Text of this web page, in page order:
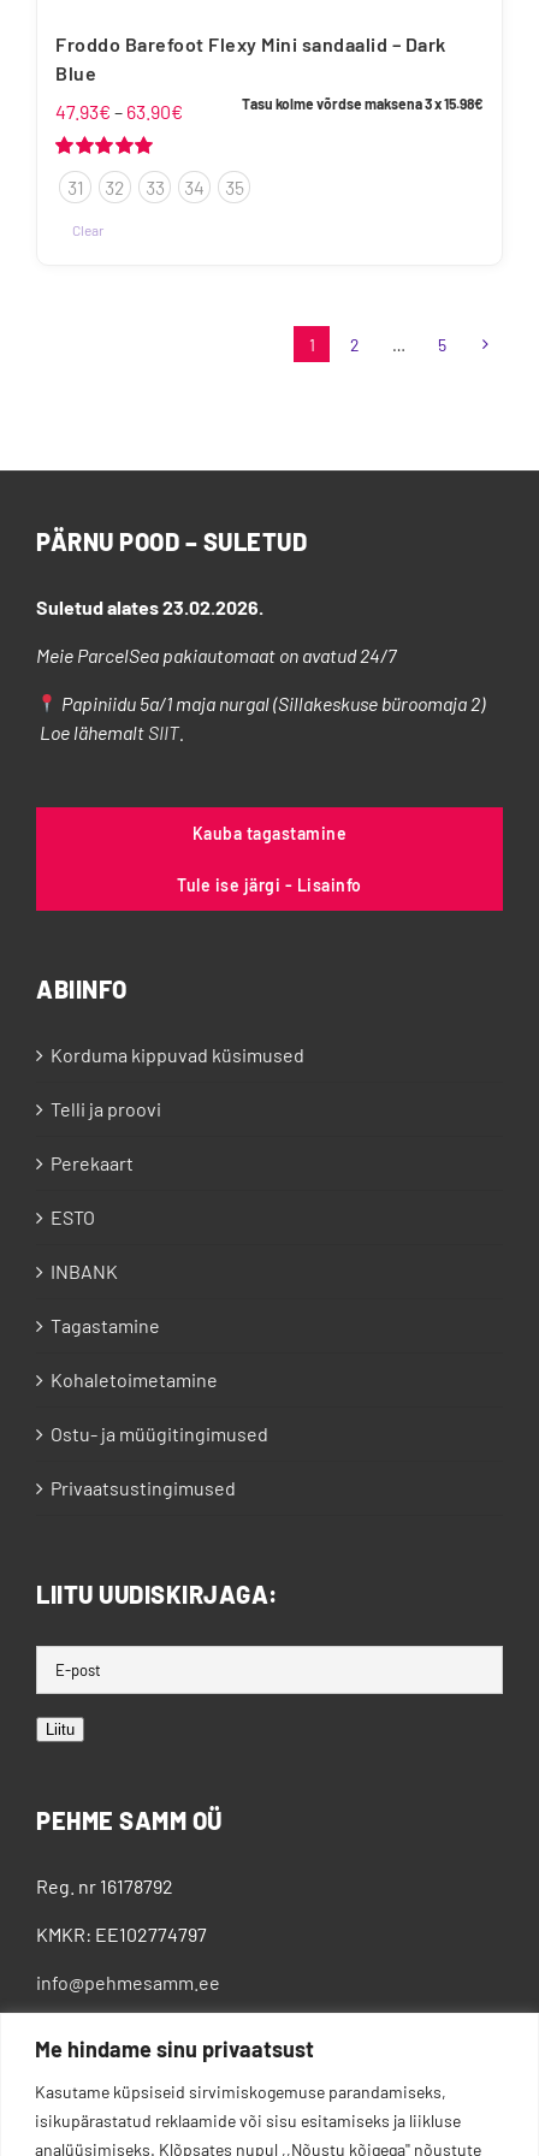
Me hindame sinu privaatsust
Kasutame küpsiseid sirvimiskogemuse parandamiseks,
isikupärastatud reklaamide või sisu esitamiseks ja liikluse
analüüsimiseks. Klõpsates nupul ,,Nõustu kõigega'' nõustute
Froddo Barefoot Flexy Mini sandaalid – Dark
Blue
Hinnanguga
5.00/ 5
47.93€ – 63.90€ Hinnavahemik:
kuni
63.90€
Tasu kolme võrdse maksena 3 x15.98€
31 32 33 34 35
Clear
1 2 … 5
PÄRNU POOD – SULETUD
Suletud alates 23.02.2026.
Meie ParcelSea pakiautomaat on avatud 24/7
Papiniidu 5a/1 maja nurgal (Sillakeskuse büroomaja 2)
Loe lähemaltSIIT.
Kauba tagastamine
Tule ise järgi - Lisainfo
ABIINFO
Korduma kippuvad küsimused
Telli ja proovi
Perekaart
ESTO
INBANK
Tagastamine
Kohaletoimetamine
Ostu- ja müügitingimused
Privaatsustingimused
LIITU UUDISKIRJAGA:
Liitu
PEHME SAMM OÜ
Reg. nr 16178792
KMKR: EE102774797
info@pehmesamm.ee